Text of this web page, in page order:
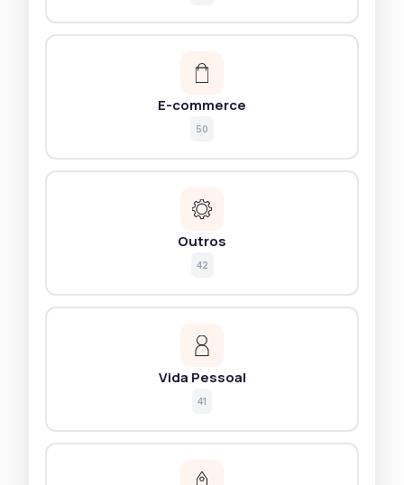
E-commerce
50
Outros
42
Vida Pessoal
41